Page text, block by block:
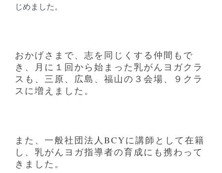
じめました。
おかげさまで、志を同じくする仲間もで
き、月に１回から始まった乳がんヨガクラ
スも、三原、広島、福山の３会場、９クラ
スに増えました。
また、一般社団法人BCYに講師として在籍
し、乳がんヨガ指導者の育成にも携わって
きました。